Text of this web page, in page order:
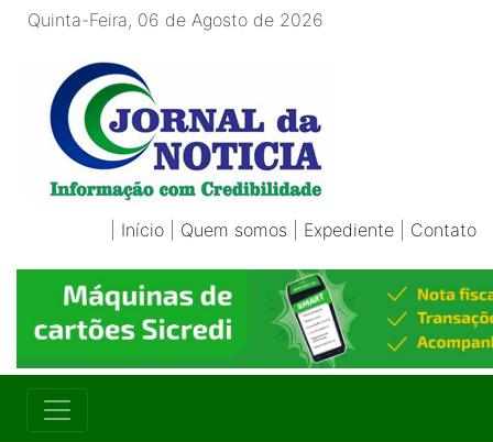
Quinta-Feira, 06 de Agosto de 2026
Início Quem somos Expediente Contato